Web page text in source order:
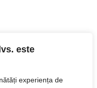
este
experiența de